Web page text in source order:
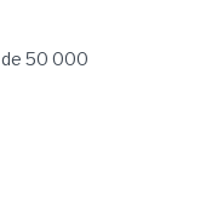
50 000